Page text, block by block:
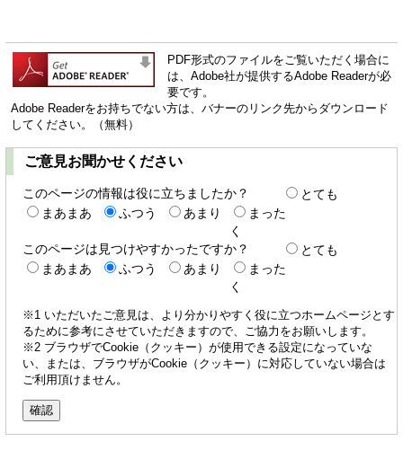
PDF形式のファイルをご覧いただく場合に
は、Adobe社が提供するAdobe Readerが必
要です。
Adobe Readerをお持ちでない方は、バナーのリンク先からダウンロード
してください。（無料）
ご意見お聞かせください
このページの情報は役に立ちましたか？
とても
まあまあ
ふつう あまり
まった
く
このページは見つけやすかったですか？
とても
まあまあ
ふつう あまり
まった
く
※1 いただいたご意見は、より分かりやすく役に立つホームページとす
るために参考にさせていただきますので、ご協力をお願いします。
※2 ブラウザでCookie（クッキー）が使用できる設定になっていな
い、または、ブラウザがCookie（クッキー）に対応していない場合は
ご利用頂けません。